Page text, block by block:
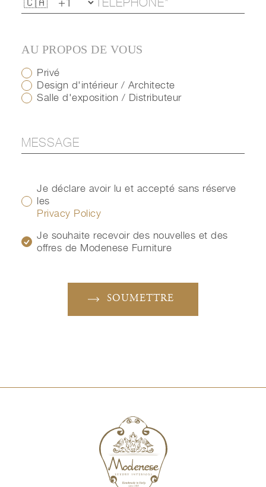
AU PROPOS DE VOUS
Privé
Design d'intérieur / Architecte
Salle d'exposition / Distributeur
Je déclare avoir lu et accepté sans réserve
les
Privacy Policy
Je souhaite recevoir des nouvelles et des
offres de Modenese Furniture
SOUMETTRE